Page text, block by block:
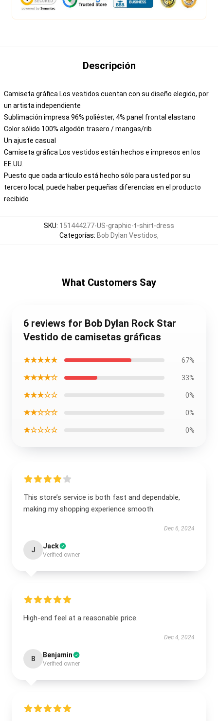
Descripción
Camiseta gráfica Los vestidos cuentan con su diseño elegido, por
un artista independiente
Sublimación impresa 96% poliéster, 4% panel frontal elastano
Color sólido 100% algodón trasero / mangas/rib
Un ajuste casual
Camiseta gráfica Los vestidos están hechos e impresos en los
EE.UU.
Puesto que cada artículo está hecho sólo para usted por su
tercero local, puede haber pequeñas diferencias en el producto
recibido
SKU: 151444277-US-graphic-t-shirt-dress
Categorías: Bob Dylan Vestidos,
What Customers Say
6 reviews for Bob Dylan Rock Star
Vestido de camisetas gráficas
★★★★★ 67%
★★★★☆ 33%
★★★☆☆ 0%
★★☆☆☆ 0%
★☆☆☆☆ 0%
This store’s service is both fast and dependable,
making my shopping experience smooth.
Dec 6, 2024
J Jack
Verified owner
High-end feel at a reasonable price.
Dec 4, 2024
B Benjamin
Verified owner